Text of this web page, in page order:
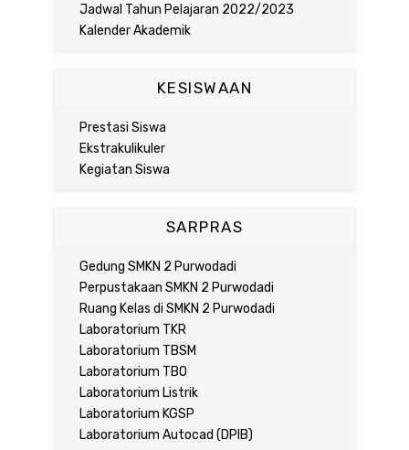
Jadwal Tahun Pelajaran 2022/2023
Kalender Akademik
KESISWAAN
Prestasi Siswa
Ekstrakulikuler
Kegiatan Siswa
SARPRAS
Gedung SMKN 2 Purwodadi
Perpustakaan SMKN 2 Purwodadi
Ruang Kelas di SMKN 2 Purwodadi
Laboratorium TKR
Laboratorium TBSM
Laboratorium TBO
Laboratorium Listrik
Laboratorium KGSP
Laboratorium Autocad (DPIB)